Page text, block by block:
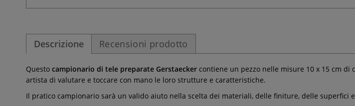
Descrizione Recensioni prodotto
Questo campionario di tele preparate Gerstaecker contiene un pezzo nelle misure 10 x 15 cm
artista di valutare e toccare con mano le loro strutture e caratteristiche.
Il pratico campionario sarà un valido aiuto nella scelta dei materiali, delle finiture, delle